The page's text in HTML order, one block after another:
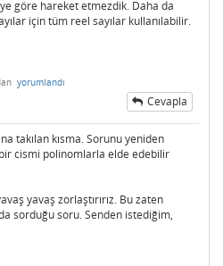
göre hareket etmezdik. Daha da
için tüm reel sayılar kullanılabilir.
yorumlandı
Cevapla
takılan kısma. Sorunu yeniden
cismi polinomlarla elde edebilir
yavaş zorlaştırırız. Bu zaten
sorduğu soru. Senden istediğim,